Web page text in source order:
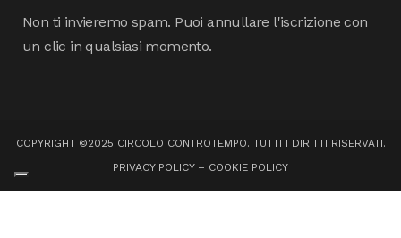
Non ti invieremo spam. Puoi annullare l'iscrizione con
un clic in qualsiasi momento.
COPYRIGHT ©2025 CIRCOLO CONTROTEMPO. TUTTI I DIRITTI RISERVATI.
PRIVACY POLICY– COOKIE POLICY